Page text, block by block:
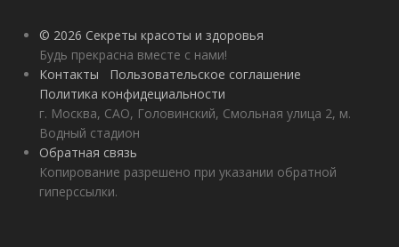
© 2026 Секреты красоты и здоровья
Будь прекрасна вместе с нами!
Контакты
Пользовательское соглашение
Политика конфидециальности
г. Москва, САО, Головинский, Смольная улица 2, м.
Водный стадион
Обратная связь
Копирование разрешено при указании обратной
гиперссылки.